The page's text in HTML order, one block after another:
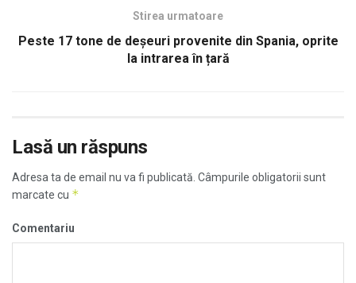
Stirea urmatoare
Peste 17 tone de deșeuri provenite din Spania, oprite
la intrarea în țară
Lasă un răspuns
Adresa ta de email nu va fi publicată. Câmpurile obligatorii sunt
marcate cu *
Comentariu